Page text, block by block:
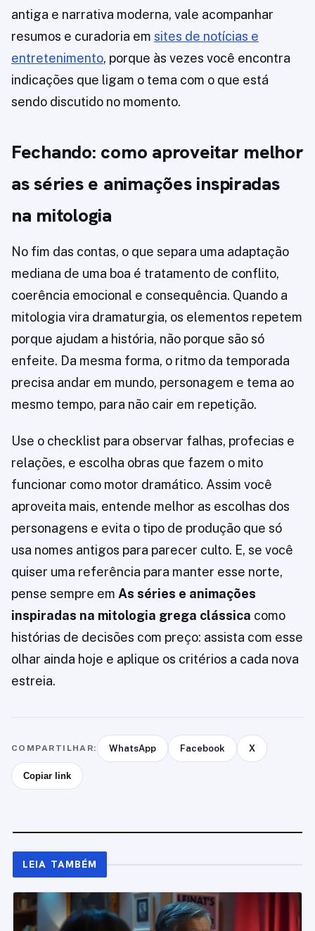
antiga e narrativa moderna, vale acompanhar
resumos e curadoria em sites de notícias e
entretenimento, porque às vezes você encontra
indicações que ligam o tema com o que está
sendo discutido no momento.
Fechando: como aproveitar melhor
as séries e animações inspiradas
na mitologia
No fim das contas, o que separa uma adaptação
mediana de uma boa é tratamento de conflito,
coerência emocional e consequência. Quando a
mitologia vira dramaturgia, os elementos repetem
porque ajudam a história, não porque são só
enfeite. Da mesma forma, o ritmo da temporada
precisa andar em mundo, personagem e tema ao
mesmo tempo, para não cair em repetição.
Use o checklist para observar falhas, profecias e
relações, e escolha obras que fazem o mito
funcionar como motor dramático. Assim você
aproveita mais, entende melhor as escolhas dos
personagens e evita o tipo de produção que só
usa nomes antigos para parecer culto. E, se você
quiser uma referência para manter esse norte,
pense sempre em As séries e animações
inspiradas na mitologia grega clássica como
histórias de decisões com preço: assista com esse
olhar ainda hoje e aplique os critérios a cada nova
estreia.
COMPARTILHAR: WhatsApp Facebook X
Copiar link
LEIA TAMBÉM